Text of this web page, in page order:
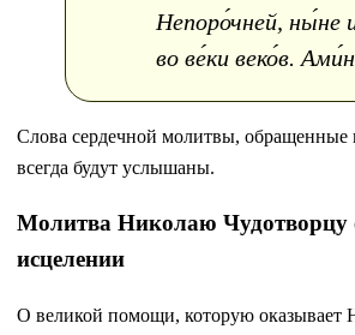
Непоро́чней, ны́не
во ве́ки веко́в.
Слова сердечной молитвы, обращенные
всегда будут услышаны.
Молитва Николаю Чудотворцу
исцелении
О великой помощи, которую оказывает